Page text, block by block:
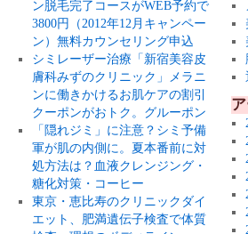
ン脱毛完了コースがWEB予約で
3800円（2012年12月キャンペー
ン）無料カウンセリング申込
シミレーザー治療「新宿美容皮
膚科みずのクリニック」メラニ
ンに働きかけるお肌ケアの割引
クーポンがおトク。グルーポン
「隠れジミ」に注意？シミ予備
軍が肌の内側に。夏本番前に対
処方法は？血液クレンジング・
糖化対策・コーヒー
東京・恵比寿のクリニックダイ
エット、肥満遺伝子検査で体質